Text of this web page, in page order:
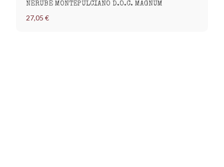
NERUBÈ MONTEPULCIANO D.O.C. MAGNUM
27,05 €